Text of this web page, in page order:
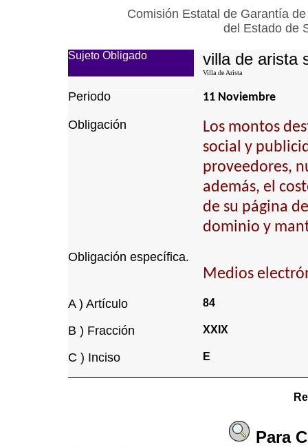
Comisión Estatal de Garantía
del Estado de
Sujeto Obligado villa de arista
Villa de Arista
Periodo 11 Noviembre
Obligación
Los montos
social y
proveedores,
además, el
de su página
dominio y
Obligación específica.
Medios
A ) Artículo 84
B ) Fracción XXIX
C ) Inciso E
Para